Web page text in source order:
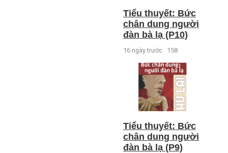
Tiểu thuyết: Bức
chân dung người
đàn bà lạ (P10)
16 ngày trước 158
Tiểu thuyết: Bức
chân dung người
đàn bà lạ (P9)